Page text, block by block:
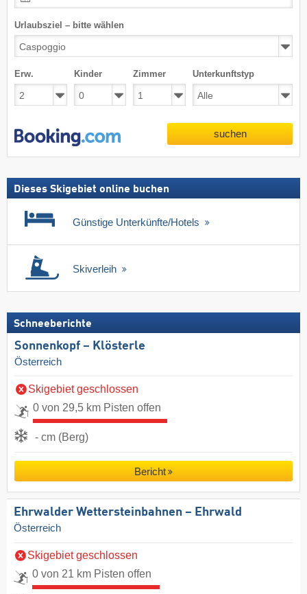
Urlaubsziel – bitte wählen
Erw. Kinder Zimmer Unterkunftstyp
suchen
Dieses Skigebiet online buchen
Günstige Unterkünfte/Hotels
Skiverleih
Schneeberichte
Sonnenkopf – Klösterle
Österreich
Skigebiet geschlossen
0 von 29,5 km Pisten offen
- cm (Berg)
Bericht
Ehrwalder Wettersteinbahnen – Ehrwald
Österreich
Skigebiet geschlossen
0 von 21 km Pisten offen